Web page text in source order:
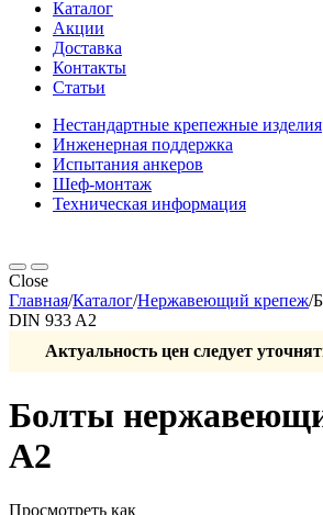
Каталог
Акции
Доставка
Контакты
Статьи
Нестандартные крепежные изделия
Инженерная поддержка
Испытания анкеров
Шеф-монтаж
Техническая информация
Close
Главная/Каталог/Нержавеющий крепеж/
DIN 933 A2
Актуальность цен следует
Болты
A2
Просмотреть как